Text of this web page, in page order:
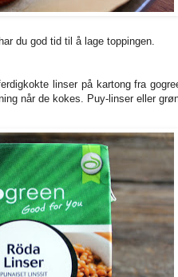
du god tid til å lage toppingen.
linser på kartong fra
når de kokes. Puy-linser eller